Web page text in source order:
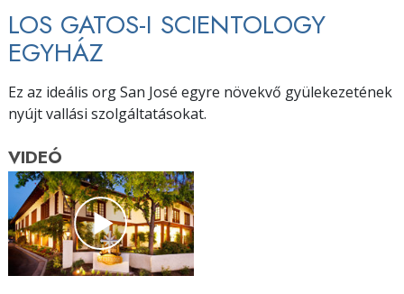
LOS GATOS-I SCIENTOLOGY
EGYHÁZ
Ez az ideális org San José egyre növekvő gyülekezetének
nyújt vallási szolgáltatásokat.
VIDEÓ